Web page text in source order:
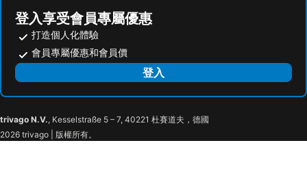
登入享受會員專屬優惠
打造個人化體驗
會員專屬優惠和會員價
登入
trivago N.V., Kesselstraße 5 – 7, 40221 杜賽道夫，德國
2026 trivago | 版權所有。